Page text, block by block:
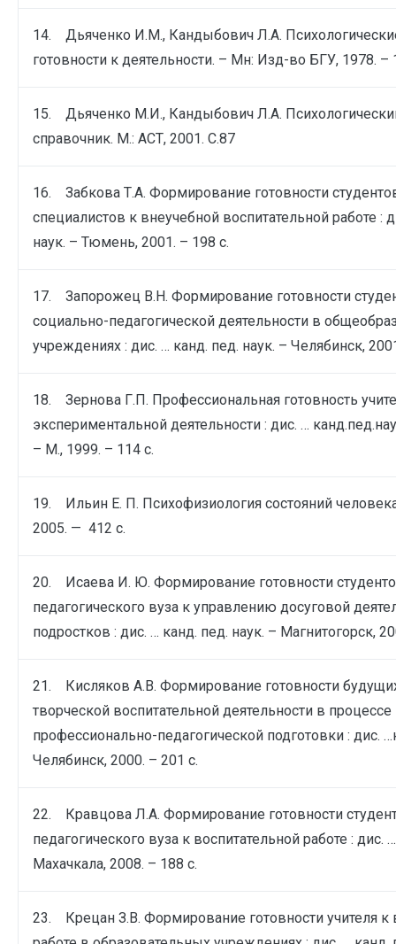
14. Дьяченко И.М., Кандыбович Л.А.
готовности к деятельности. – Мн: Изд-во БГУ, 1978. –
15. Дьяченко М.И., Кандыбович Л.А.
справочник. М.: АСТ, 2001. С.87
16. Забкова Т.А. Формирование готовности
специалистов к внеучебной воспитательной работе :
наук. – Тюмень, 2001. – 198 с.
17. Запорожец В.Н. Формирование готовности
социально-педагогической деятельности в
учреждениях : дис. … канд. пед. наук. – Челябинск,
18. Зернова Г.П. Профессиональная готовность
экспериментальной деятельности : дис. …
– М., 1999. – 114 с.
19. Ильин Е. П. Психофизиология состояний
2005. — 412 с.
20. Исаева И. Ю. Формирование готовности
педагогического вуза к управлению досуговой
подростков : дис. … канд. пед. наук. – Магнитогорск,
21. Кисляков А.В. Формирование готовности
творческой воспитательной деятельности в процессе
профессионально-педагогической подготовки : дис.
Челябинск, 2000. – 201 с.
22. Кравцова Л.А. Формирование готовности
педагогического вуза к воспитательной работе : дис.
Махачкала, 2008. – 188 с.
23. Крецан З.В. Формирование готовности учителя к